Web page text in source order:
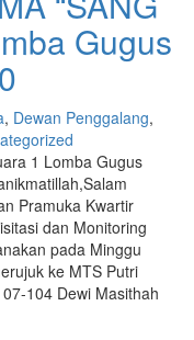
Gugus
, Dewan Penggalang,
1 Lomba Gugus
Pramuka Kwartir
dan Monitoring
pada Minggu
ke MTS Putri
104 Dewi Masithah